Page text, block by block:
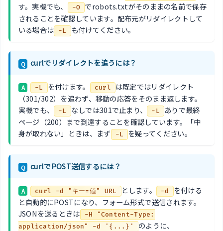
す。実機でも、
-O
でrobots.txtがそのままの名前で保存
されることを確認しています。配布元がリダイレクトして
いる場合は
-L も付けてください。
Q curlでリダイレクトを追うには？
A -L を付けます。 curl
は既定ではリダイレクト
（301/302）を追わず、移動の応答をそのまま返します。
実機でも、
-L なしでは301で止まり、 -L
ありで最終
ページ（200）まで到達することを確認しています。「中
身が取れない」ときは、まず
-L を疑ってください。
Q curlでPOST送信するには？
A curl -d "キー=値" URL とします。 -d
を付ける
と自動的にPOSTになり、フォーム形式で送信されます。
JSONを送るときは
-H "Content-Type:
application/json" -d '{...}'
のように、